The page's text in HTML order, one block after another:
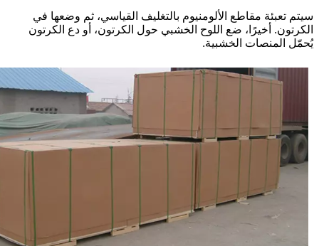
سيتم تعبئة مقاطع الألومنيوم بالتغليف القياسي، ثم وضعها في
الكرتون. أخيرًا، ضع اللوح الخشبي حول الكرتون، أو دع الكرتون
يُحمّل المنصات الخشبية.